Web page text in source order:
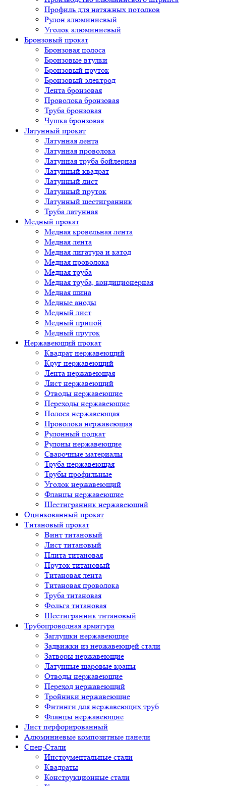
Профиль для натяжных потолков
Рулон алюминиевый
Уголок алюминиевый
Бронзовый прокат
Бронзовая полоса
Бронзовые втулки
Бронзовый пруток
Бронзовый электрод
Лента бронзовая
Проволока бронзовая
Труба бронзовая
Чушка бронзовая
Латунный прокат
Латунная лента
Латунная проволока
Латунная труба бойлерная
Латунный квадрат
Латунный лист
Латунный пруток
Латунный шестигранник
Труба латунная
Медный прокат
Медная кровельная лента
Медная лента
Медная лигатура и катод
Медная проволока
Медная труба
Медная труба, кондиционерная
Медная шина
Медные аноды
Медный лист
Медный припой
Медный пруток
Нержавеющий прокат
Квадрат нержавеющий
Круг нержавеющий
Лента нержавеющая
Лист нержавеющий
Отводы нержавеющие
Переходы нержавеющие
Полоса нержавеющая
Проволока нержавеющая
Рулонный подкат
Рулоны нержавеющие
Сварочные материалы
Труба нержавеющая
Трубы профильные
Уголок нержавеющий
Фланцы нержавеющие
Шестигранник нержавеющий
Оцинкованный прокат
Титановый прокат
Винт титановый
Лист титановый
Плита титановая
Пруток титановый
Титановая лента
Титановая проволока
Труба титановая
Фольга титановая
Шестигранник титановый
Трубопроводная арматура
Заглушки нержавеющие
Задвижки из нержавеющей стали
Затворы нержавеющие
Латунные шаровые краны
Отводы нержавеющие
Переход нержавеющий
Тройники нержавеющие
Фитинги для нержавеющих труб
Фланцы нержавеющие
Лист перфорированный
Алюминиевые композитные панели
Спец-Стали
Инструментальные стали
Квадраты
Конструкционные стали